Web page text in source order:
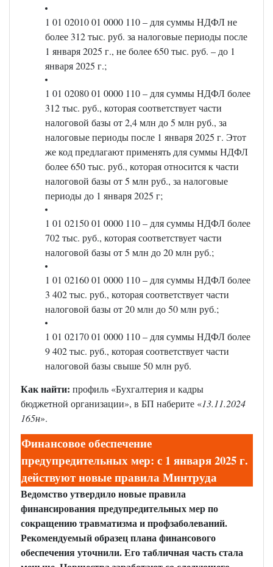
1 01 02010 01 0000 110 – для суммы НДФЛ не
более 312 тыс. руб. за налоговые периоды после
1 января 2025 г., не более 650 тыс. руб. – до 1
января 2025 г.;
1 01 02080 01 0000 110 – для суммы НДФЛ более
312 тыс. руб., которая соответствует части
налоговой базы от 2,4 млн до 5 млн руб., за
налоговые периоды после 1 января 2025 г. Этот
же код предлагают применять для суммы НДФЛ
более 650 тыс. руб., которая относится к части
налоговой базы от 5 млн руб., за налоговые
периоды до 1 января 2025 г;
1 01 02150 01 0000 110 – для суммы НДФЛ более
702 тыс. руб., которая соответствует части
налоговой базы от 5 млн до 20 млн руб.;
1 01 02160 01 0000 110 – для суммы НДФЛ более
3 402 тыс. руб., которая соответствует части
налоговой базы от 20 млн до 50 млн руб.;
1 01 02170 01 0000 110 – для суммы НДФЛ более
9 402 тыс. руб., которая соответствует части
налоговой базы свыше 50 млн руб.
Как найти: профиль «Бухгалтерия и кадры
бюджетной организации», в БП наберите «13.11.2024
165н».
Финансовое обеспечение
предупредительных мер: с 1 января 2025 г.
действуют новые правила Минтруда
Ведомство утвердило новые правила
финансирования предупредительных мер по
сокращению травматизма и профзаболеваний.
Рекомендуемый образец плана финансового
обеспечения уточнили. Его табличная часть стала